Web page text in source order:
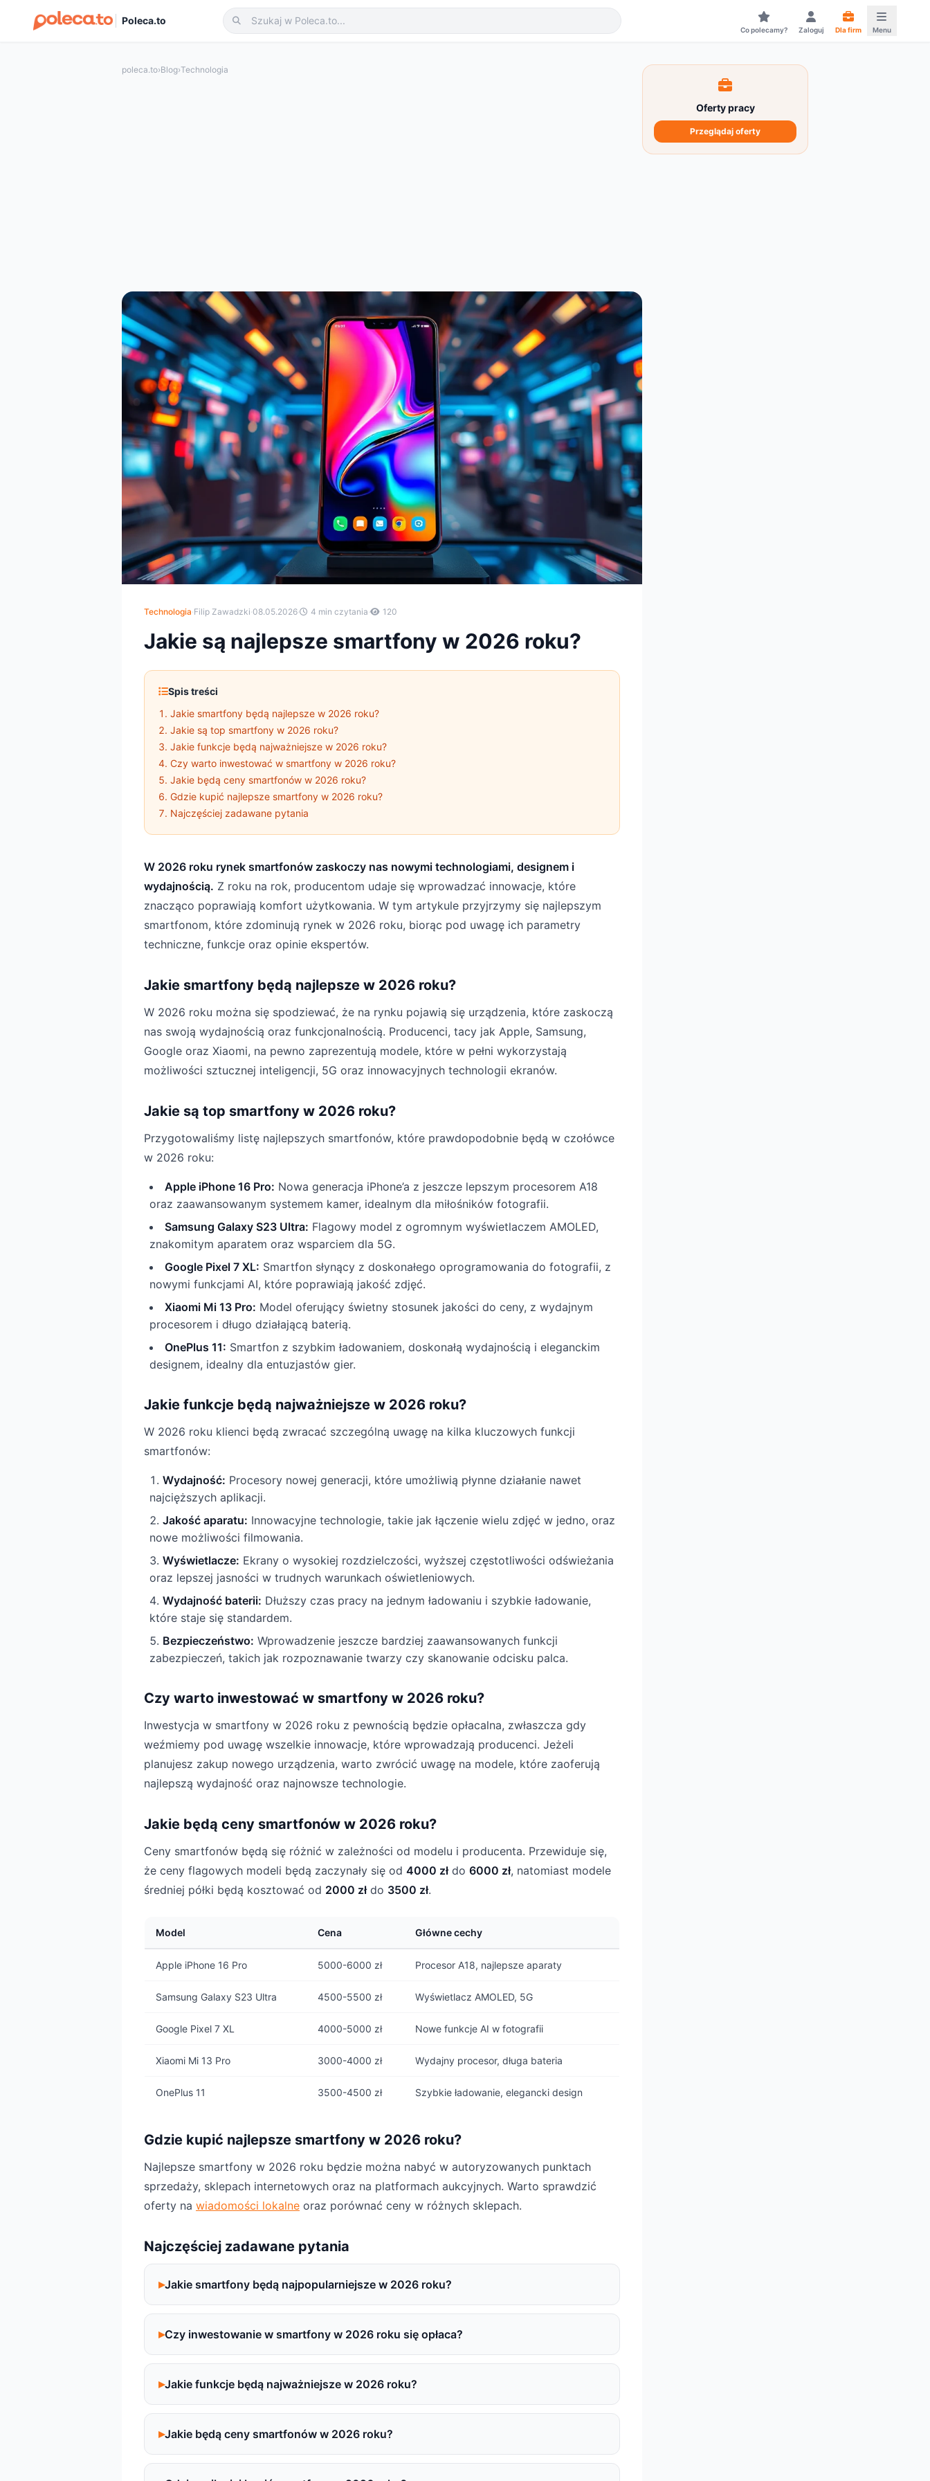
Poleca.to
Co polecamy? Zaloguj Dla firm Menu
poleca.to›Blog›Technologia
Technologia·Filip Zawadzki·08.05.2026· 4 min czytania· 120
Jakie są najlepsze smartfony w 2026 roku?
Spis treści
Jakie smartfony będą najlepsze w 2026 roku?
Jakie są top smartfony w 2026 roku?
Jakie funkcje będą najważniejsze w 2026 roku?
Czy warto inwestować w smartfony w 2026 roku?
Jakie będą ceny smartfonów w 2026 roku?
Gdzie kupić najlepsze smartfony w 2026 roku?
Najczęściej zadawane pytania
W 2026 roku rynek smartfonów zaskoczy nas nowymi technologiami, designem i
wydajnością. Z roku na rok, producentom udaje się wprowadzać innowacje, które
znacząco poprawiają komfort użytkowania. W tym artykule przyjrzymy się najlepszym
smartfonom, które zdominują rynek w 2026 roku, biorąc pod uwagę ich parametry
techniczne, funkcje oraz opinie ekspertów.
Jakie smartfony będą najlepsze w 2026 roku?
W 2026 roku można się spodziewać, że na rynku pojawią się urządzenia, które zaskoczą
nas swoją wydajnością oraz funkcjonalnością. Producenci, tacy jak Apple, Samsung,
Google oraz Xiaomi, na pewno zaprezentują modele, które w pełni wykorzystają
możliwości sztucznej inteligencji, 5G oraz innowacyjnych technologii ekranów.
Jakie są top smartfony w 2026 roku?
Przygotowaliśmy listę najlepszych smartfonów, które prawdopodobnie będą w czołówce
w 2026 roku:
Apple iPhone 16 Pro: Nowa generacja iPhone’a z jeszcze lepszym procesorem A18
oraz zaawansowanym systemem kamer, idealnym dla miłośników fotografii.
Samsung Galaxy S23 Ultra: Flagowy model z ogromnym wyświetlaczem AMOLED,
znakomitym aparatem oraz wsparciem dla 5G.
Google Pixel 7 XL: Smartfon słynący z doskonałego oprogramowania do fotografii, z
nowymi funkcjami AI, które poprawiają jakość zdjęć.
Xiaomi Mi 13 Pro: Model oferujący świetny stosunek jakości do ceny, z wydajnym
procesorem i długo działającą baterią.
OnePlus 11: Smartfon z szybkim ładowaniem, doskonałą wydajnością i eleganckim
designem, idealny dla entuzjastów gier.
Jakie funkcje będą najważniejsze w 2026 roku?
W 2026 roku klienci będą zwracać szczególną uwagę na kilka kluczowych funkcji
smartfonów:
Wydajność: Procesory nowej generacji, które umożliwią płynne działanie nawet
najcięższych aplikacji.
Jakość aparatu: Innowacyjne technologie, takie jak łączenie wielu zdjęć w jedno, oraz
nowe możliwości filmowania.
Wyświetlacze: Ekrany o wysokiej rozdzielczości, wyższej częstotliwości odświeżania
oraz lepszej jasności w trudnych warunkach oświetleniowych.
Wydajność baterii: Dłuższy czas pracy na jednym ładowaniu i szybkie ładowanie,
które staje się standardem.
Bezpieczeństwo: Wprowadzenie jeszcze bardziej zaawansowanych funkcji
zabezpieczeń, takich jak rozpoznawanie twarzy czy skanowanie odcisku palca.
Czy warto inwestować w smartfony w 2026 roku?
Inwestycja w smartfony w 2026 roku z pewnością będzie opłacalna, zwłaszcza gdy
weźmiemy pod uwagę wszelkie innowacje, które wprowadzają producenci. Jeżeli
planujesz zakup nowego urządzenia, warto zwrócić uwagę na modele, które zaoferują
najlepszą wydajność oraz najnowsze technologie.
Jakie będą ceny smartfonów w 2026 roku?
Ceny smartfonów będą się różnić w zależności od modelu i producenta. Przewiduje się,
że ceny flagowych modeli będą zaczynały się od 4000 złdo 6000 zł, natomiast modele
średniej półki będą kosztować od 2000 złdo 3500 zł.
Model Cena Główne cechy
Apple iPhone 16 Pro 5000-6000 zł Procesor A18, najlepsze aparaty
Samsung Galaxy S23 Ultra 4500-5500 zł Wyświetlacz AMOLED, 5G
Google Pixel 7 XL 4000-5000 zł Nowe funkcje AI w fotografii
Xiaomi Mi 13 Pro 3000-4000 zł Wydajny procesor, długa bateria
OnePlus 11 3500-4500 zł Szybkie ładowanie, elegancki design
Gdzie kupić najlepsze smartfony w 2026 roku?
Najlepsze smartfony w 2026 roku będzie można nabyć w autoryzowanych punktach
sprzedaży, sklepach internetowych oraz na platformach aukcyjnych. Warto sprawdzić
oferty na wiadomości lokalne oraz porównać ceny w różnych sklepach.
Najczęściej zadawane pytania
Jakie smartfony będą najpopularniejsze w 2026 roku?
Czy inwestowanie w smartfony w 2026 roku się opłaca?
Jakie funkcje będą najważniejsze w 2026 roku?
Jakie będą ceny smartfonów w 2026 roku?
Oferty pracy
Przeglądaj oferty